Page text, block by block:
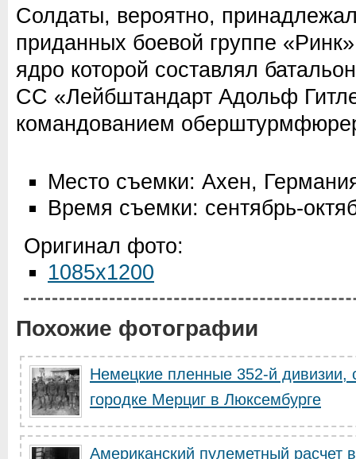
Солдаты, вероятно,
приданных боевой группе
ядро которой составлял
СС «Лейбштандарт Адольф
командованием
Место съемки: Ахен,
Время съемки: сентябрь-
Оригинал фото:
1085x1200
Похожие фотографии
Немецкие пленные 352-й дивизии,
городке Мерциг в Люксембурге
Американский пулеметный расчет